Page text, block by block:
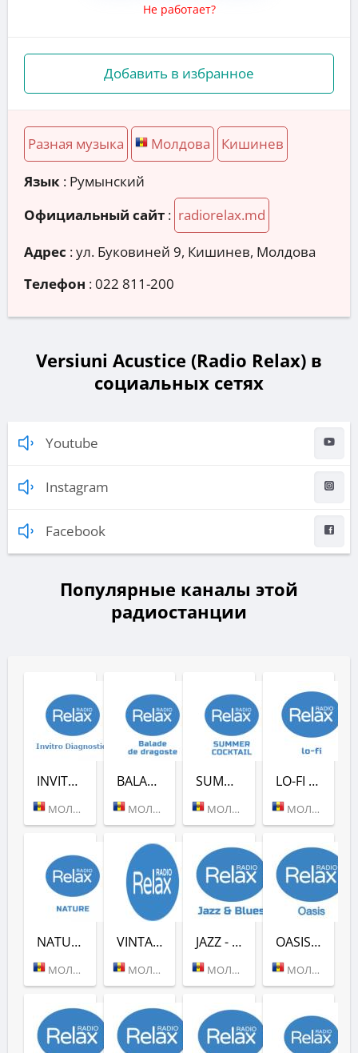
Не работает?
Добавить в избранное
Разная музыка Молдова Кишинев
Язык : Румынский
Официальный сайт : radiorelax.md
Адрес :ул. Буковиней 9, Кишинев, Молдова
Телефон :022 811-200
Versiuni Acustice (Radio Relax) в
социальных сетях
Youtube
Instagram
Facebook
Популярные каналы этой
радиостанции
INVITRO DIAGNOSTICS (RADIO RELAX)
МОЛДОВА (КИШИНЕВ)
BALADE DE DRAGOSTE (RADIO RELAX)
МОЛДОВА (КИШИНЕВ)
SUMMER COCKTAIL (RADIO RELAX)
МОЛДОВА (КИШИНЕВ)
LO-FI (RADIO RELAX)
МОЛДОВА (КИШИНЕВ)
NATURE (RADIO RELAX)
МОЛДОВА (КИШИНЕВ)
VINTAGE (RADIO RELAX)
МОЛДОВА (КИШИНЕВ)
JAZZ - BLUES (RADIO RELAX)
МОЛДОВА (КИШИНЕВ)
OASIS (RADIO RELAX)
МОЛДОВА (КИШИНЕВ)